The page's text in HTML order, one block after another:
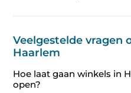
Veelgestelde vragen
Haarlem
Hoe laat gaan winkels in
open?